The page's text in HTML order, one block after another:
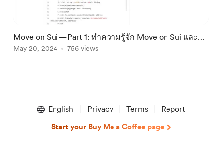
Move on Sui — Part 1: ทำความรู้จัก Move on Sui และ
เตรียมพร้อมสำหรับการพัฒนา
May 20, 2024 756 views
English Privacy Terms Report
Start your Buy Me a Coffee page